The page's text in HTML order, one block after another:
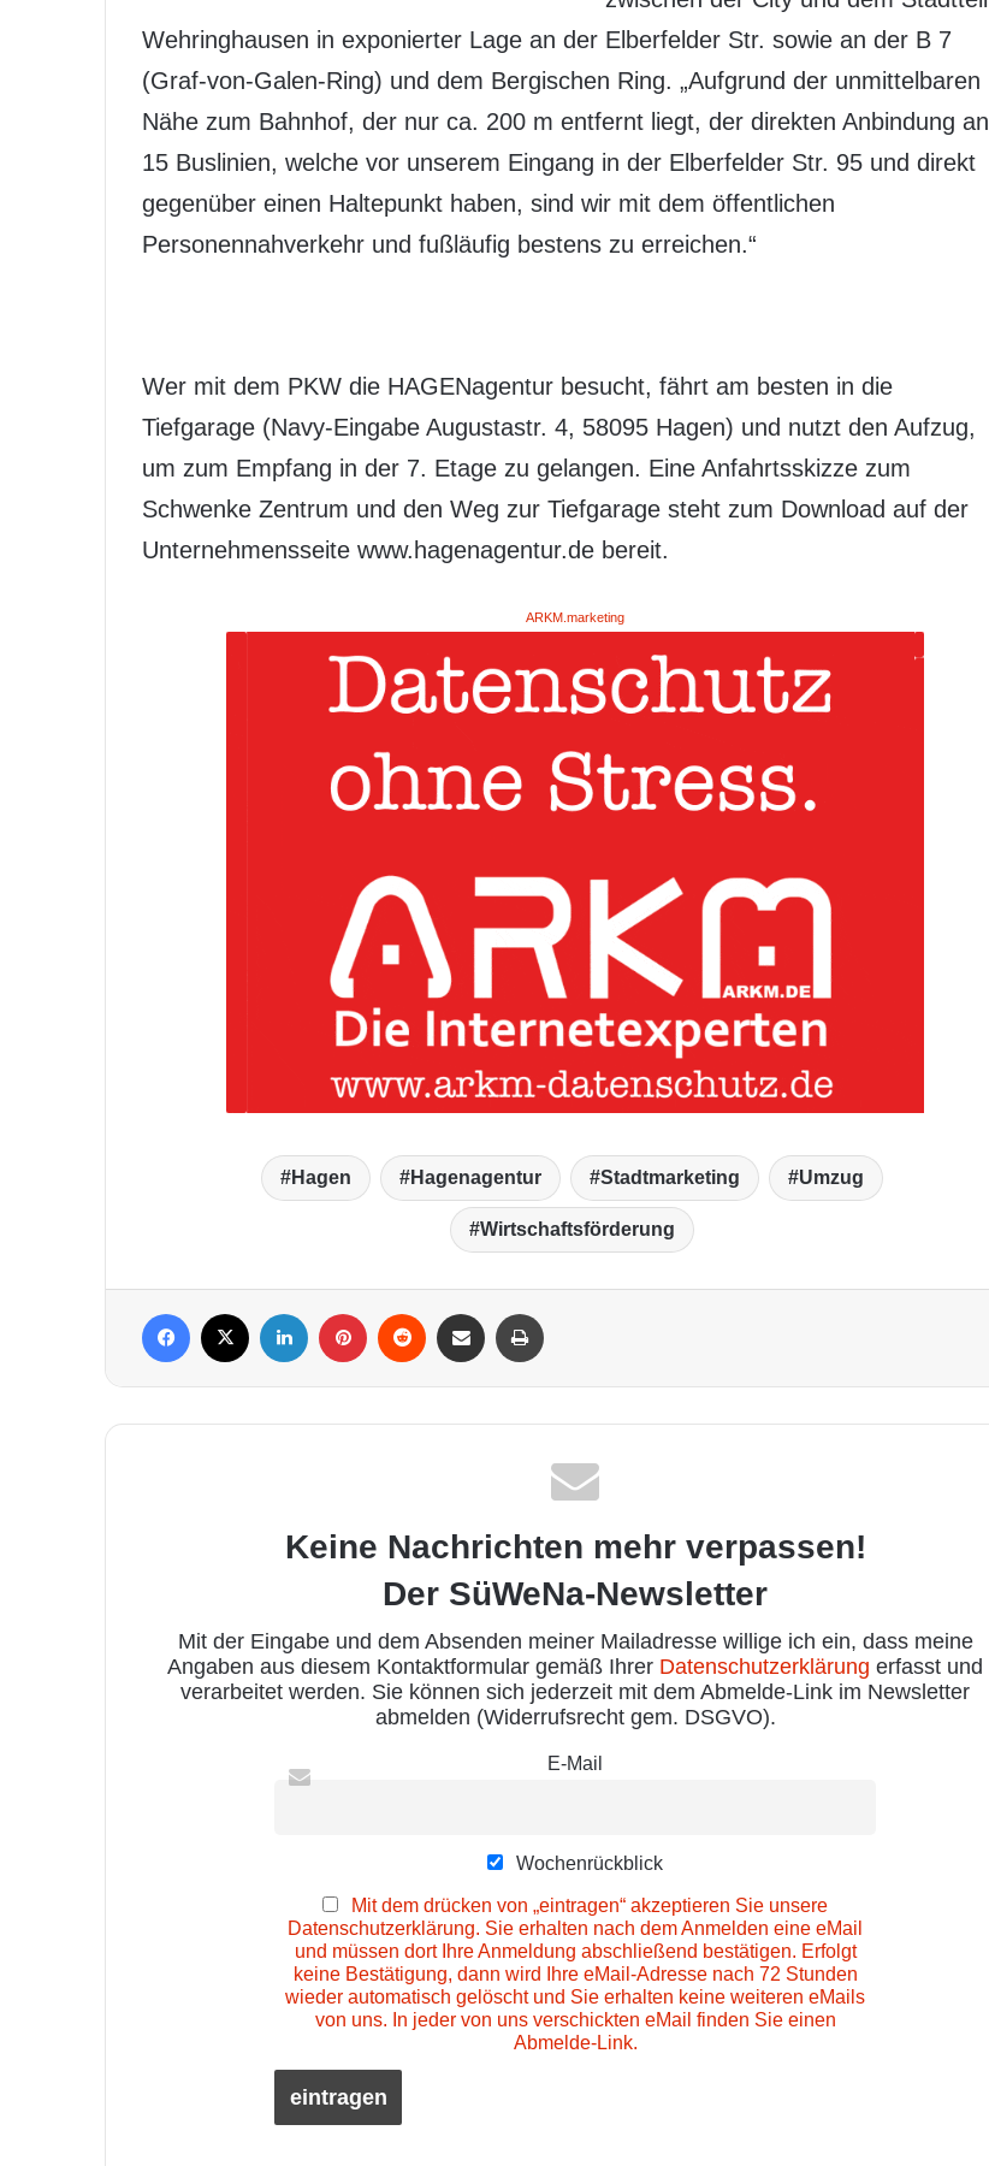
Wehringhausen in exponierter Lage an der Elberfelder Str. sowie an der B 7
(Graf-von-Galen-Ring) und dem Bergischen Ring. „Aufgrund der unmittelbaren
Nähe zum Bahnhof, der nur ca. 200 m entfernt liegt, der direkten Anbindung an
15 Buslinien, welche vor unserem Eingang in der Elberfelder Str. 95 und direkt
gegenüber einen Haltepunkt haben, sind wir mit dem öffentlichen
Personennahverkehr und fußläufig bestens zu erreichen.“
Wer mit dem PKW die HAGENagentur besucht, fährt am besten in die
Tiefgarage (Navy-Eingabe Augustastr. 4, 58095 Hagen) und nutzt den Aufzug,
um zum Empfang in der 7. Etage zu gelangen. Eine Anfahrtsskizze zum
Schwenke Zentrum und den Weg zur Tiefgarage steht zum Download auf der
Unternehmensseite www.hagenagentur.de bereit.
ARKM.marketing
Hagen Hagenagentur Stadtmarketing Umzug
Wirtschaftsförderung
Keine Nachrichten mehr verpassen!
Der SüWeNa-Newsletter
Mit der Eingabe und dem Absenden meiner Mailadresse willige ich ein, dass meine
Angaben aus diesem Kontaktformular gemäß Ihrer Datenschutzerklärung erfasst und
verarbeitet werden. Sie können sich jederzeit mit dem Abmelde-Link im Newsletter
abmelden (Widerrufsrecht gem. DSGVO).
E-Mail
Wochenrückblick
Mit dem drücken von „eintragen“ akzeptieren Sie unsere
Datenschutzerklärung. Sie erhalten nach dem Anmelden eine eMail
und müssen dort Ihre Anmeldung abschließend bestätigen. Erfolgt
keine Bestätigung, dann wird Ihre eMail-Adresse nach 72 Stunden
wieder automatisch gelöscht und Sie erhalten keine weiteren eMails
von uns. In jeder von uns verschickten eMail finden Sie einen
Abmelde-Link.